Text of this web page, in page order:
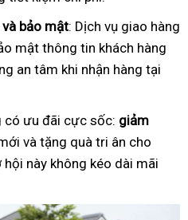
bảo mật: Dịch vụ giao hàng
mật thông tin khách hàng
an tâm khi nhận hàng tại
có ưu đãi cực sốc: giảm
và tặng quà tri ân cho
này không kéo dài mãi